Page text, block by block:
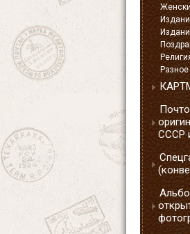
Разное
СССР